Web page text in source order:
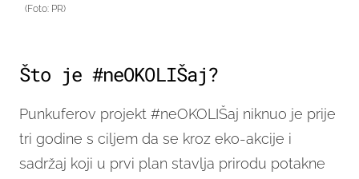
(Foto: PR)
Što je #neOKOLIŠaj?
Punkuferov projekt #neOKOLIŠaj niknuo je prije
tri godine s ciljem da se kroz eko-akcije i
sadržaj koji u prvi plan stavlja prirodu potakne